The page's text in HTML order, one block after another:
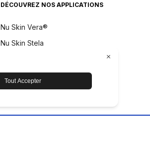
DÉCOUVREZ NOS APPLICATIONS
Nu Skin Vera®
Nu Skin Stela